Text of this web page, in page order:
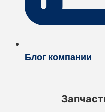
Блог компании